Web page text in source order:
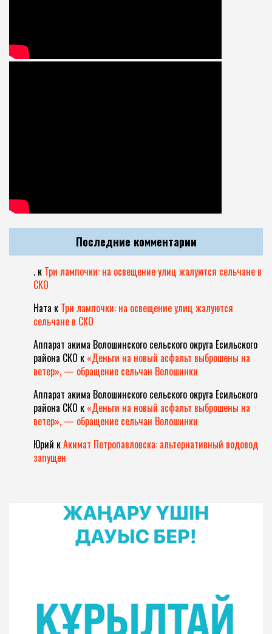
Последние комментарии
. к Три лампочки: на освещение улиц жалуются сельчане в
СКО
Ната к Три лампочки: на освещение улиц жалуются
сельчане в СКО
Аппарат акима Волошинского сельского округа Есильского
района СКО к «Деньги на новый асфальт выброшены на
ветер», — обращение сельчан Волошинки
Аппарат акима Волошинского сельского округа Есильского
района СКО к «Деньги на новый асфальт выброшены на
ветер», — обращение сельчан Волошинки
Юрий кАкимат Петропавловска: альтернативный водовод
запущен